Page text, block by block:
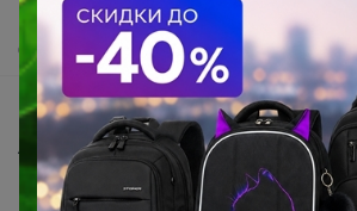
Помощь
О нас
Все предложения
Анонсы
Новости